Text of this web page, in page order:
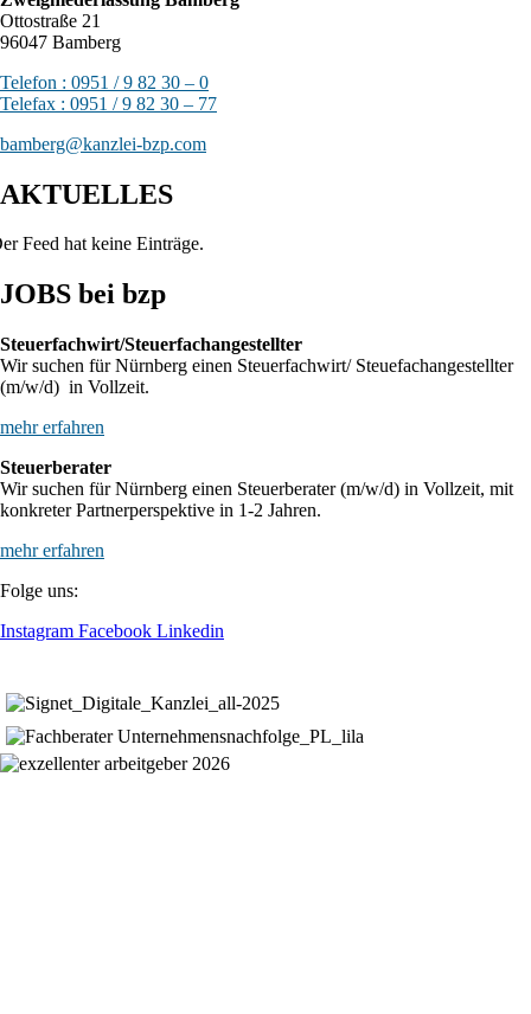
Ottostraße 21
96047 Bamberg
Telefon : 0951 / 9 82 30 – 0
Telefax : 0951 / 9 82 30 – 77
bamberg@kanzlei-bzp.com
AKTUELLES
Feed hat keine Einträge.
JOBS bei bzp
Steuerfachwirt/Steuerfachangestellter
Wir suchen für Nürnberg einen Steuerfachwirt/ Steuefachangestellter
(m/w/d) in Vollzeit.
mehr erfahren
Steuerberater
Wir suchen für Nürnberg einen Steuerberater (m/w/d) in Vollzeit, mit
konkreter Partnerperspektive in 1-2 Jahren.
mehr erfahren
Folge uns:
Instagram Facebook Linkedin